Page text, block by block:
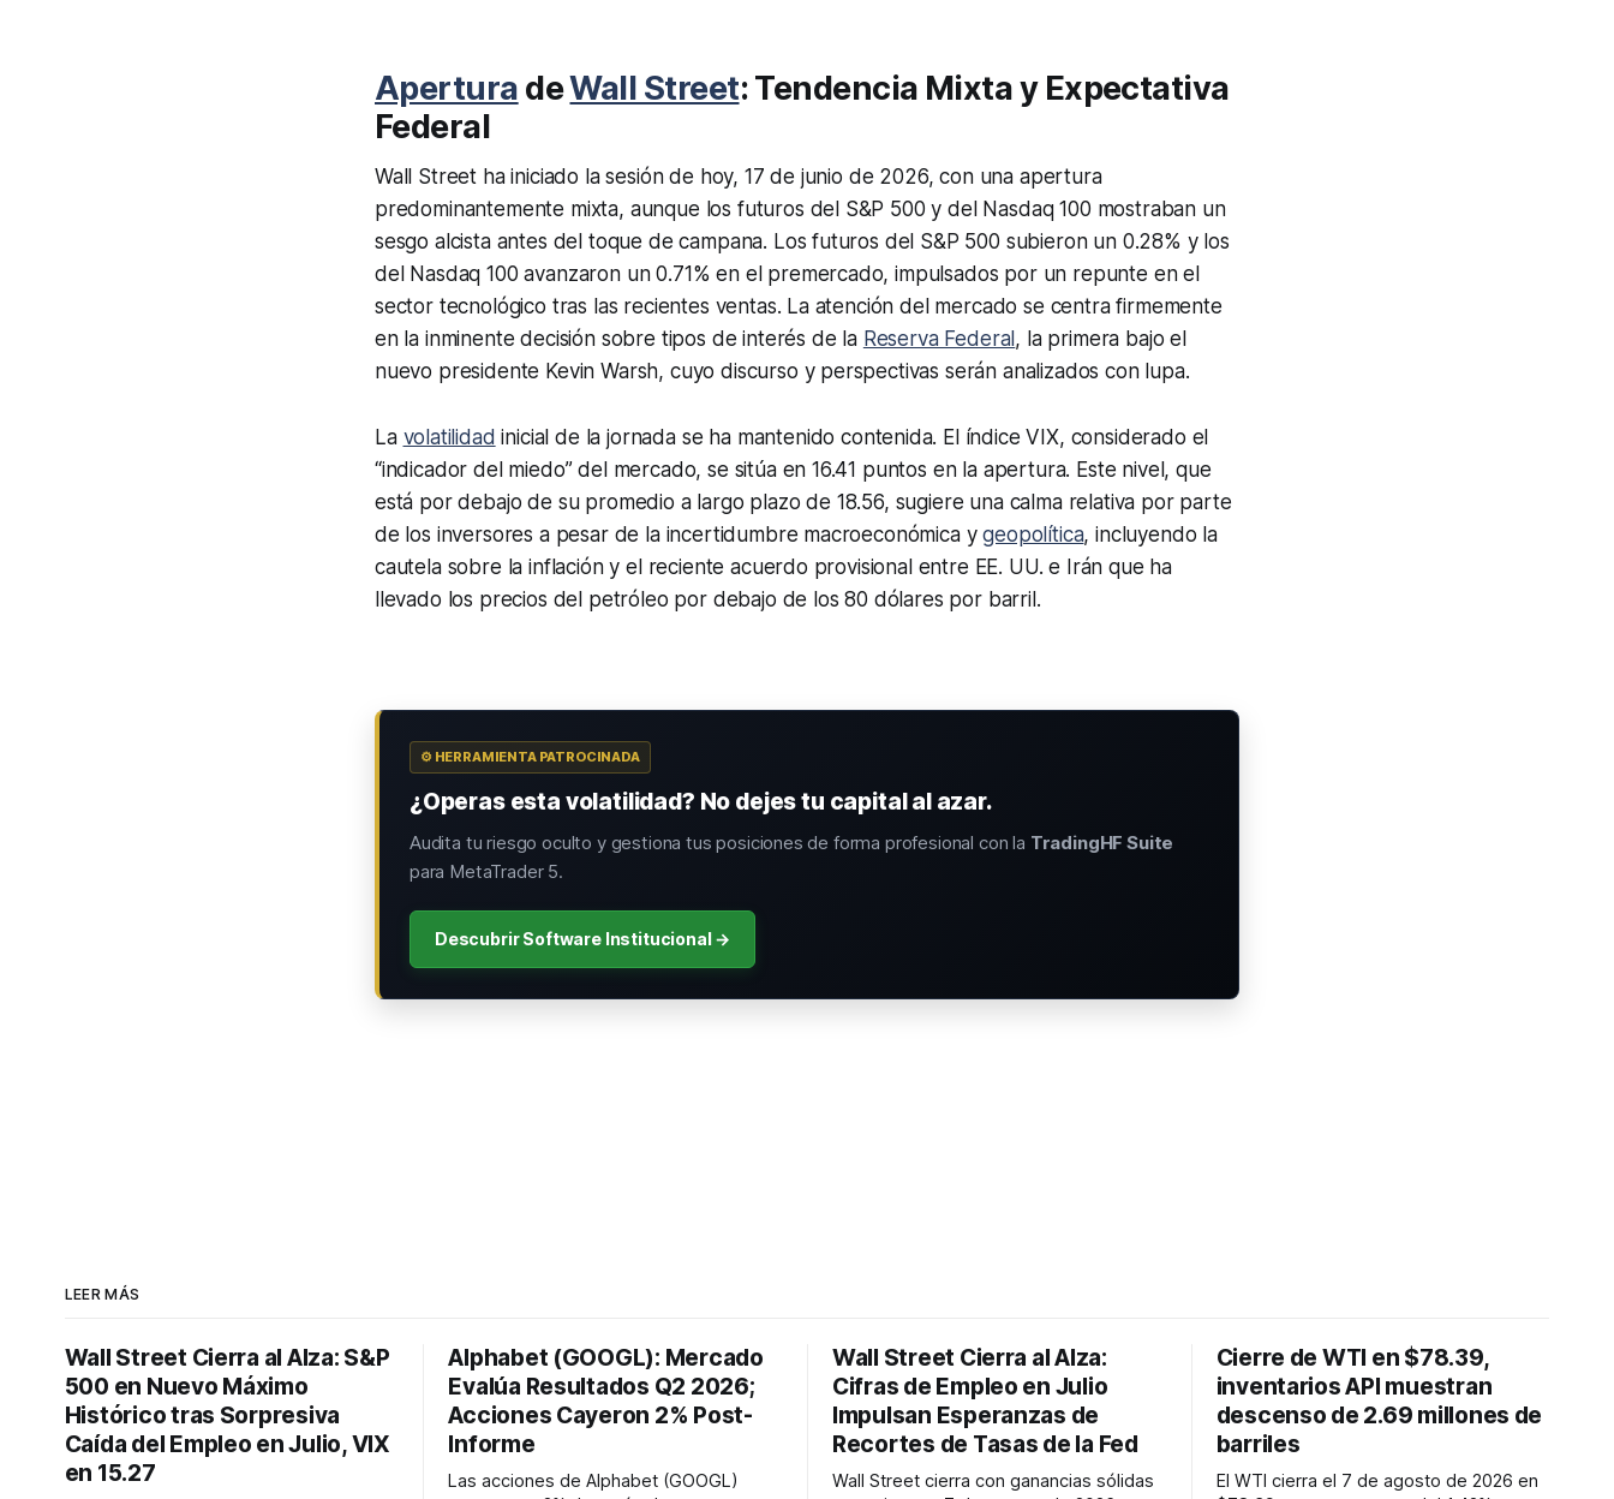
Apertura deWall Street: Tendencia Mixta y Expectativa
Federal
Wall Street ha iniciado la sesión de hoy, 17 de junio de 2026, con una apertura
predominantemente mixta, aunque los futuros del S&P 500 y del Nasdaq 100 mostraban un
sesgo alcista antes del toque de campana. Los futuros del S&P 500 subieron un 0.28% y los
del Nasdaq 100 avanzaron un 0.71% en el premercado, impulsados por un repunte en el
sector tecnológico tras las recientes ventas. La atención del mercado se centra firmemente
en la inminente decisión sobre tipos de interés de la Reserva Federal , la primera bajo el
nuevo presidente Kevin Warsh, cuyo discurso y perspectivas serán analizados con lupa.
La volatilidad inicial de la jornada se ha mantenido contenida. El índice VIX, considerado el
“indicador del miedo” del mercado, se sitúa en 16.41 puntos en la apertura. Este nivel, que
está por debajo de su promedio a largo plazo de 18.56, sugiere una calma relativa por parte
de los inversores a pesar de la incertidumbre macroeconómica ygeopolítica, incluyendo la
cautela sobre la inflación y el reciente acuerdo provisional entre EE. UU. e Irán que ha
llevado los precios del petróleo por debajo de los 80 dólares por barril.
⚙️ HERRAMIENTA PATROCINADA
¿Operas esta volatilidad? No dejes tu capital al azar.
Audita tu riesgo oculto y gestiona tus posiciones de forma profesional con la TradingHF Suite
para MetaTrader 5.
Descubrir Software Institucional →
LEER MÁS
Wall Street Cierra al Alza: S&P
500 en Nuevo Máximo
Histórico tras Sorpresiva
Caída del Empleo en Julio, VIX
en 15.27
Alphabet (GOOGL): Mercado
Evalúa Resultados Q2 2026;
Acciones Cayeron 2% Post-
Informe
Las acciones de Alphabet (GOOGL)
Wall Street Cierra al Alza:
Cifras de Empleo en Julio
Impulsan Esperanzas de
Recortes de Tasas de la Fed
Wall Street cierra con ganancias sólidas
Cierre de WTI en $78.39,
inventarios API muestran
descenso de 2.69 millones de
barriles
El WTI cierra el 7 de agosto de 2026 en